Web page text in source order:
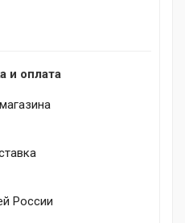
и оплата
России